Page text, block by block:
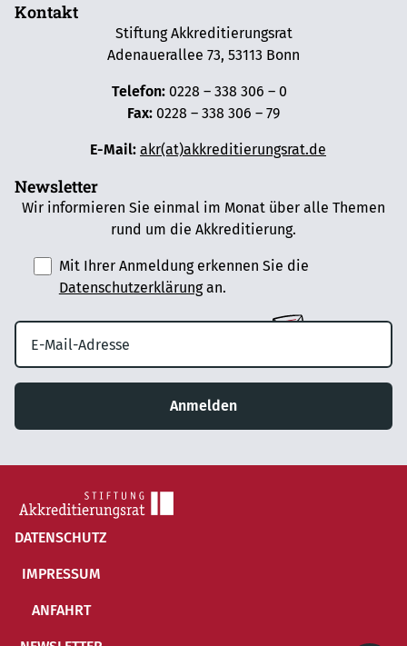
Kontakt
Stiftung Akkreditierungsrat
Adenauerallee 73, 53113 Bonn
Telefon:0228 – 338 306 – 0
Fax: 0228 – 338 306 – 79
E-Mail: akr(at)akkreditierungsrat.de
Newsletter
Wir informieren Sie einmal im Monat über alle Themen
rund um die Akkreditierung.
Mit Ihrer Anmeldung erkennen Sie die
Datenschutzerklärungan.
Anmelden
DATENSCHUTZ
IMPRESSUM
ANFAHRT